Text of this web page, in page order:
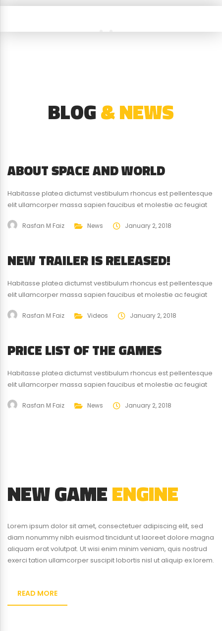
BLOG& NEWS
ABOUT SPACE AND WORLD
Habitasse platea dictumst vestibulum rhoncus est pellentesque
elit ullamcorper massa sapien faucibus et molestie ac feugiat
enim nec. Eget gravida cum sociis natoque penatibus magnis.
Rasfan M Faiz News January 2, 2018
NEW TRAILER IS RELEASED!
Habitasse platea dictumst vestibulum rhoncus est pellentesque
elit ullamcorper massa sapien faucibus et molestie ac feugiat
enim nec. Eget gravida cum sociis natoque penatibus magnis.
Rasfan M Faiz Videos January 2, 2018
PRICE LIST OF THE GAMES
Habitasse platea dictumst vestibulum rhoncus est pellentesque
elit ullamcorper massa sapien faucibus et molestie ac feugiat
enim nec. Eget gravida cum sociis natoque penatibus magnis.
Rasfan M Faiz News January 2, 2018
NEW GAMEENGINE
Lorem ipsum dolor sit amet, consectetuer adipiscing elit, sed
diam nonummy nibh euismod tincidunt ut laoreet dolore magna
aliquam erat volutpat. Ut wisi enim minim veniam, quis nostrud
exerci tation ullamcorper suscipit lobortis nisl ut aliquip ex lorem.
READ MORE